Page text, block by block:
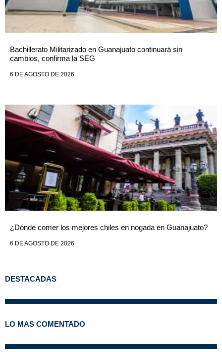
Bachillerato Militarizado en Guanajuato continuará sin
cambios, confirma la SEG
6 DE AGOSTO DE 2026
¿Dónde comer los mejores chiles en nogada en Guanajuato?
6 DE AGOSTO DE 2026
DESTACADAS
LO MAS COMENTADO